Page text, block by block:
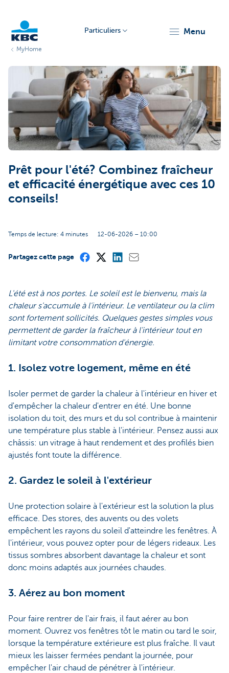
Particuliers menu
MyHome
Prêt pour l'été? Combinez fraîcheur
et efficacité énergétique avec ces 10
conseils!
Temps de lecture: 4 minutes 12-06-2026 – 10:00
Partagez cette page
L'été est à nos portes. Le soleil est le bienvenu, mais la
chaleur s'accumule à l'intérieur. Le ventilateur ou la clim
sont fortement sollicités. Quelques gestes simples vous
permettent de garder la fraîcheur à l'intérieur tout en
limitant votre consommation d'énergie.
1. Isolez votre logement, même en été
Isoler permet de garder la chaleur à l'intérieur en hiver et
d'empêcher la chaleur d'entrer en été. Une bonne
isolation du toit, des murs et du sol contribue à maintenir
une température plus stable à l'intérieur. Pensez aussi aux
châssis: un vitrage à haut rendement et des profilés bien
ajustés font toute la différence.
2. Gardez le soleil à l'extérieur
Une protection solaire à l'extérieur est la solution la plus
efficace. Des stores, des auvents ou des volets
empêchent les rayons du soleil d'atteindre les fenêtres. À
l'intérieur, vous pouvez opter pour de légers rideaux. Les
tissus sombres absorbent davantage la chaleur et sont
donc moins adaptés aux journées chaudes.
3. Aérez au bon moment
Pour faire rentrer de l'air frais, il faut aérer au bon
moment. Ouvrez vos fenêtres tôt le matin ou tard le soir,
lorsque la température extérieure est plus fraîche. Il vaut
mieux les laisser fermées pendant la journée, pour
empêcher l'air chaud de pénétrer à l'intérieur.